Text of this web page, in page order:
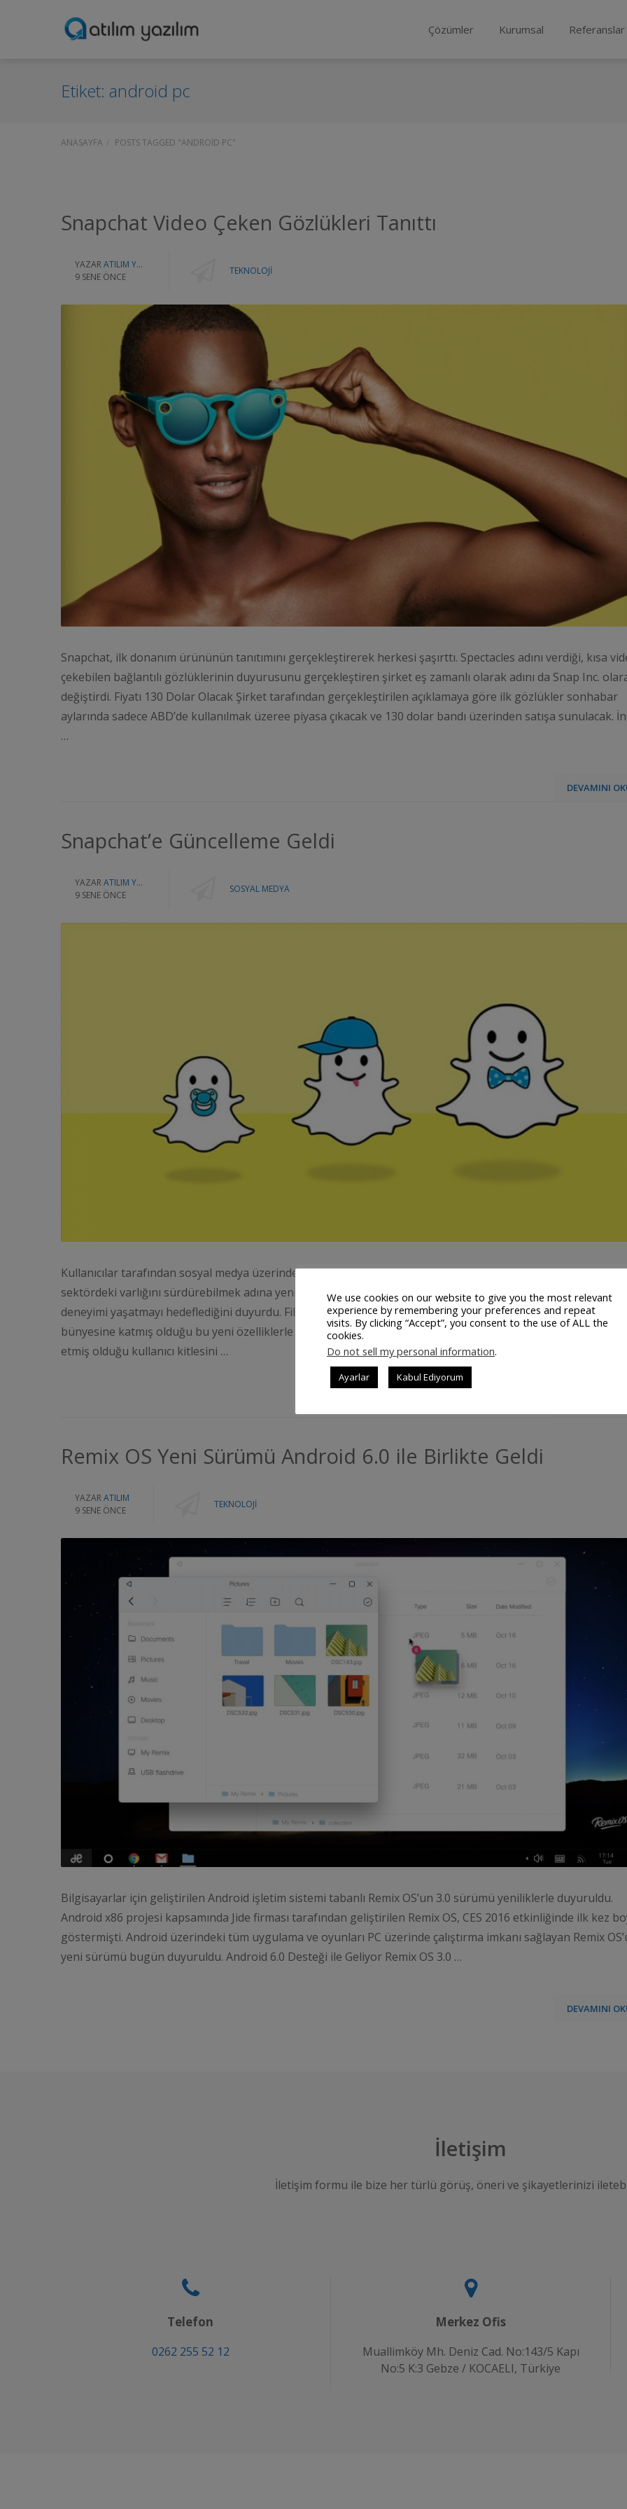
Çözümler Kurumsal Referanslar
Etiket: android pc
ANASAYFA POSTS TAGGED "ANDROID PC"
Snapchat Video Çeken Gözlükleri Tanıttı
YAZAR ATILIM YAZILIM
9 SENE ÖNCE
TEKNOLOJI
Snapchat, ilk donanım ürününün tanıtımını gerçekleştirerek herkesi şaşırttı. Spectacles adını verdiği, kısa
çekebilen bağlantılı gözlüklerinin duyurusunu gerçekleştiren şirket eş zamanlı olarak adını da Snap Inc.
değiştirdi. Fiyatı 130 Dolar Olacak Şirket tarafından gerçekleştirilen açıklamaya göre ilk gözlükler sonhabar
aylarında sadece ABD’de kullanılmak üzeree piyasa çıkacak ve 130 dolar bandı üzerinden satışa sunulacak.
…
DEVAMINI
Snapchat’e Güncelleme Geldi
YAZAR ATILIM YAZILIM
9 SENE ÖNCE
SOSYAL MEDYA
Kullanıcılar tarafından sosyal medya üzerinde gerçekleştirilen aktivitelere farklı bir bakış açısı getiren
sektördeki varlığını sürdürebilmek adına yeni girişimi ile birlikte kullanıcılarına daha kaliteli bir uygulama
deneyimi yaşatmayı hedeflediğini duyurdu. Filtre Kullanım Tercihleri Önemseniyor Snapchat şu anda kendi
bünyesine katmış olduğu bu yeni özelliklerle kullanıcıların filtre kullanım tercihlerine de odaklanırken, hitap
etmiş olduğu kullanıcı kitlesini …
Remix OS Yeni Sürümü Android 6.0 ile Birlikte Geldi
YAZAR ATILIM
9 SENE ÖNCE
TEKNOLOJI
Bilgisayarlar için geliştirilen Android işletim sistemi tabanlı Remix OS’un 3.0 sürümü yeniliklerle duyuruldu.
Android x86 projesi kapsamında Jide firması tarafından geliştirilen Remix OS, CES 2016 etkinliğinde ilk kez
göstermişti. Android üzerindeki tüm uygulama ve oyunları PC üzerinde çalıştırma imkanı sağlayan Remix
yeni sürümü bugün duyuruldu. Android 6.0 Desteği ile Geliyor Remix OS 3.0 …
DEVAMINI
İletişim
İletişim formu ile bize her türlü görüş, öneri ve şikayetlerinizi
Telefon
0262 255 52 12
Merkez Ofis
Muallimköy Mh. Deniz Cad. No:143/5 Kapı
No:5 K:3 Gebze / KOCAELI, Türkiye
We use cookies on our website to give you the most relevant
experience by remembering your preferences and repeat
visits. By clicking “Accept”, you consent to the use of ALL the
cookies.
Do not sell my personal information.
Ayarlar Kabul Ediyorum